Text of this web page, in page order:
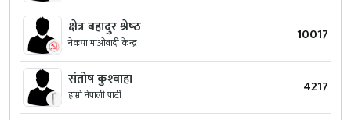
क्षेत्र बहादुर श्रेष्‍ठ
नेकपा माओवादी केन्द्र 10017
संतोष कुश्‍वाहा
हाम्रो नेपाली पार्टी 4217